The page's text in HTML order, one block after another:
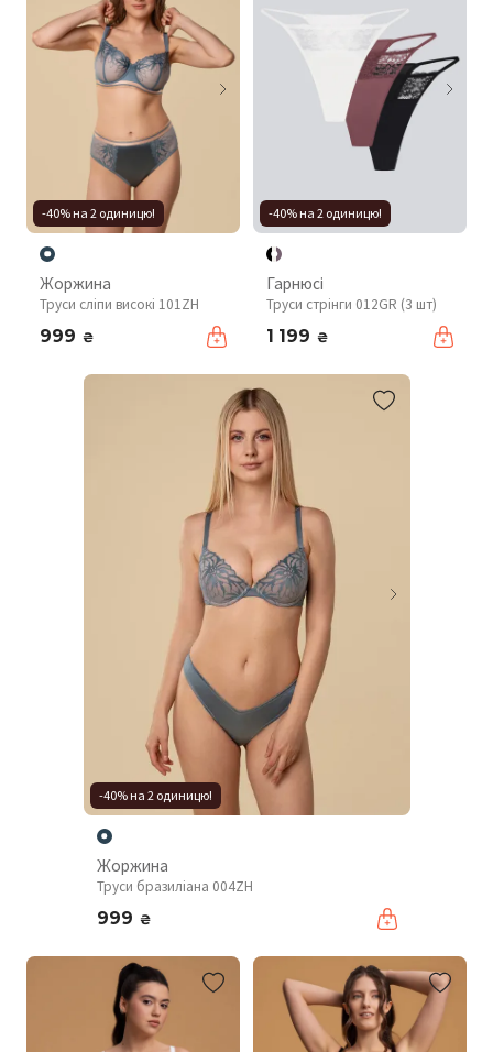
-40% на 2 одиницю!
Жоржина
Труси сліпи високі 101ZH
999 ₴
-40% на 2 одиницю!
Гарнюсі
Труси стрінги 012GR (3 шт)
1 199 ₴
-40% на 2 одиницю!
Жоржина
Труси бразиліана 004ZH
999 ₴